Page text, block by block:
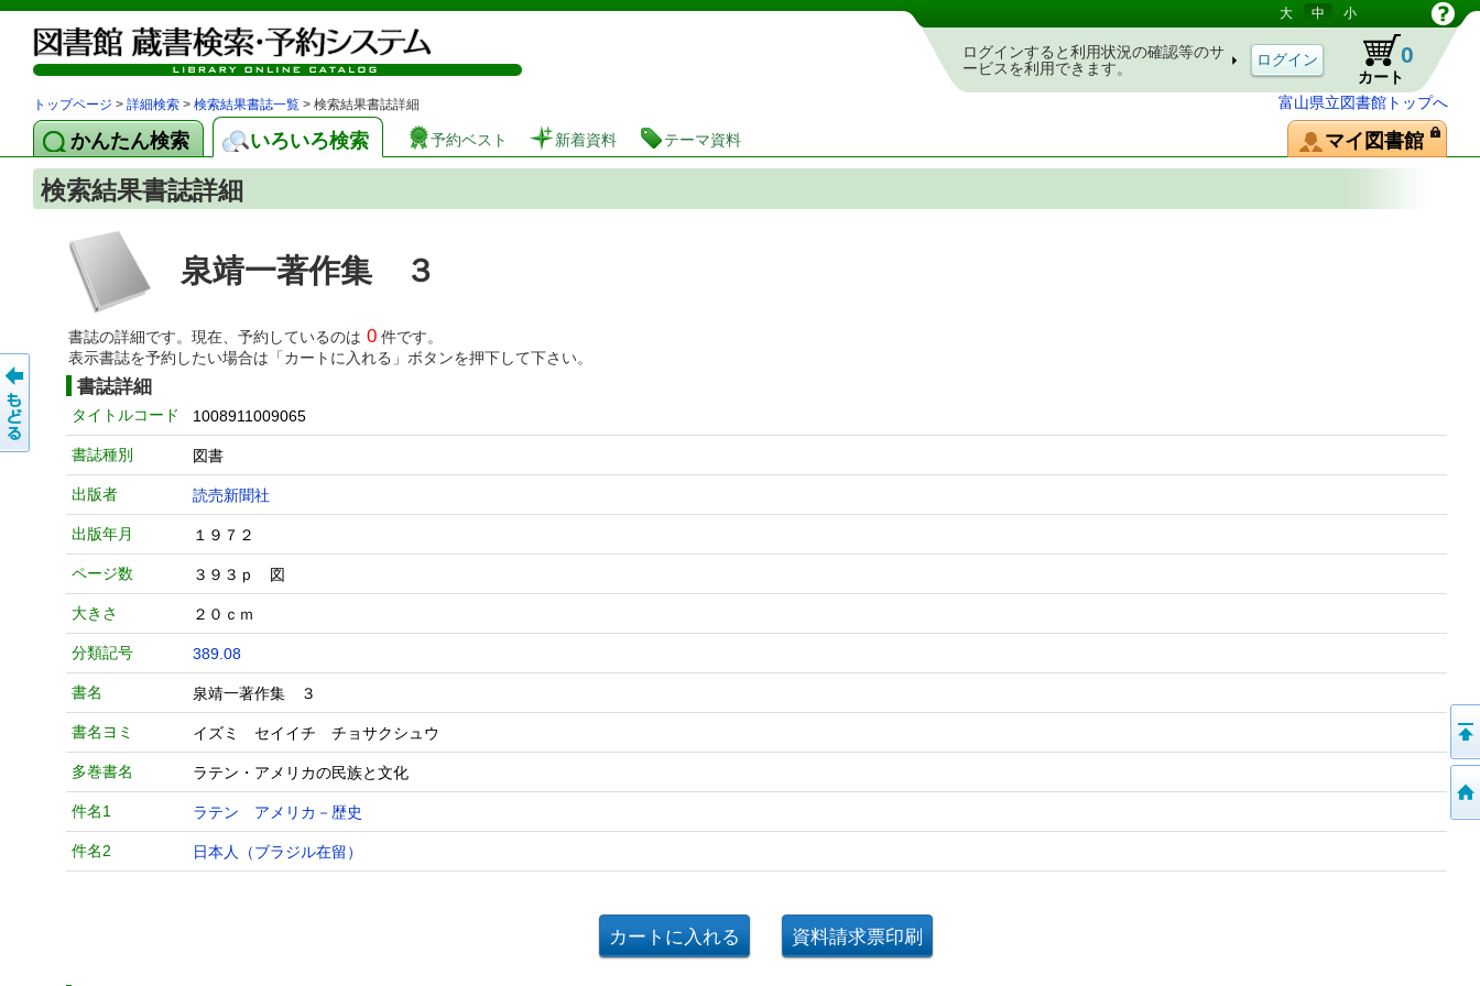
図書館 蔵書検索・予約システム 大 中 小
ログインすると利用状況の確認等のサ
ービスを利用できます。
カート
0
富山県立図書館トップへ
トップページ > 詳細検索 > 検索結果書誌一覧 > 検索結果書誌詳細
かんたん検索 いろいろ検索 予約ベスト 新着資料 テーマ資料 マイ図書館
検索結果書誌詳細
泉靖一著作集 ３
書誌の詳細です。現在、予約しているのは 0 件です。
表示書誌を予約したい場合は「カートに入れる」ボタンを押下して下さい。
書誌詳細
タイトルコード 1008911009065
書誌種別 図書
出版者 読売新聞社
出版年月 １９７２
ページ数 ３９３ｐ 図
大きさ ２０ｃｍ
分類記号 389.08
書名 泉靖一著作集 ３
書名ヨミ イズミ セイイチ チョサクシュウ
多巻書名 ラテン・アメリカの民族と文化
件名1 ラテン アメリカ－歴史
件名2 日本人（ブラジル在留）